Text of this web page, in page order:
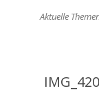
Aktuelle